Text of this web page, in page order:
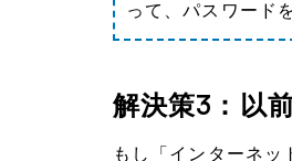
って、パスワード
解決策3：以
もし「インターネッ